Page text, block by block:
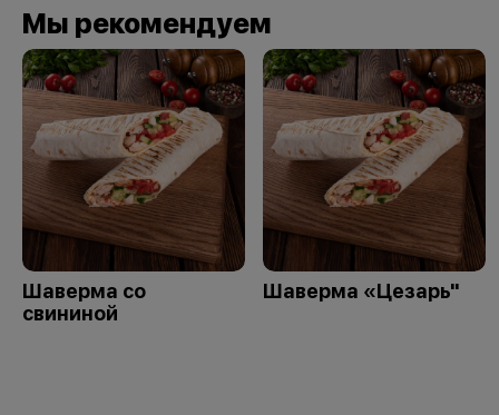
Мы рекомендуем
Шаверма со
свининой
Шаверма «Цезарь"